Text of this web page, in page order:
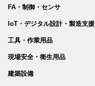
FA・制御・センサ
IoT・デジタル設計・製造支援
工具・作業用品
現場安全・衛生用品
建築設備